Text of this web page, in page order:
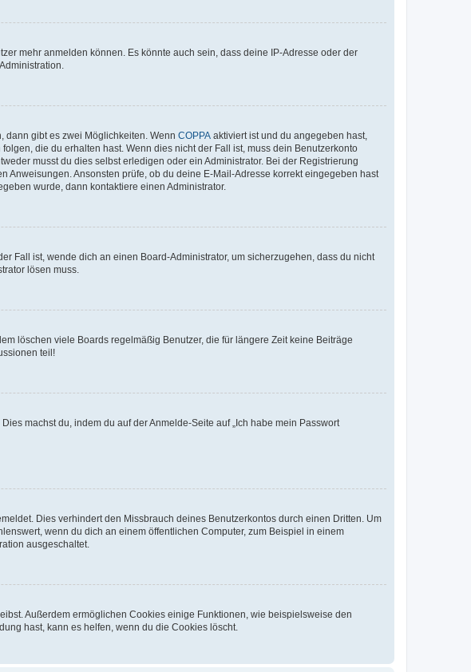
mehr anmelden können. Es könnte auch sein, dass deine IP-Adresse oder der
dann gibt es zwei Möglichkeiten. Wenn COPPA aktiviert ist und du angegeben hast,
die du erhalten hast. Wenn dies nicht der Fall ist, muss dein Benutzerkonto
musst du dies selbst erledigen oder ein Administrator. Bei der Registrierung
Anweisungen. Ansonsten prüfe, ob du deine E-Mail-Adresse korrekt eingegeben hast
wurde, dann kontaktiere einen Administrator.
Fall ist, wende dich an einen Board-Administrator, um sicherzugehen, dass du nicht
lösen muss.
löschen viele Boards regelmäßig Benutzer, die für längere Zeit keine Beiträge
teil!
machst du, indem du auf der Anmelde-Seite auf „Ich habe mein Passwort
Dies verhindert den Missbrauch deines Benutzerkontos durch einen Dritten. Um
wenn du dich an einem öffentlichen Computer, zum Beispiel in einem
ausgeschaltet.
Außerdem ermöglichen Cookies einige Funktionen, wie beispielsweise den
hast, kann es helfen, wenn du die Cookies löscht.